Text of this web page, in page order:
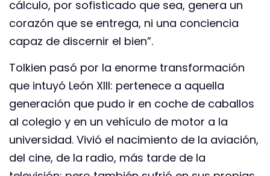
cálculo, por sofisticado que sea, genera un
corazón que se entrega, ni una conciencia
capaz de discernir el bien”.
Tolkien pasó por la enorme transformación
que intuyó León XIII: pertenece a aquella
generación que pudo ir en coche de caballos
al colegio y en un vehículo de motor a la
universidad. Vivió el nacimiento de la aviación,
del cine, de la radio, más tarde de la